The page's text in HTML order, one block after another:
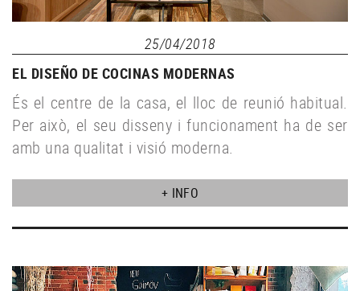
25/04/2018
EL DISEÑO DE COCINAS MODERNAS
És el centre de la casa, el lloc de reunió habitual.
Per això, el seu disseny i funcionament ha de ser
amb una qualitat i visió moderna.
+ INFO